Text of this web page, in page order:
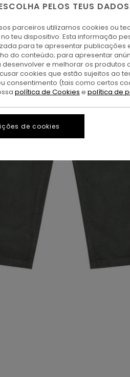
PELOS TEUS DADOS
parceiros utilizamos cookies ou
teu dispositivo. Esta informação
para te apresentar
do conteúdo; para apresentar
e melhorar os produtos
cookies que estão sujeitos ao
consentimento (tais como certos
política de Cookies e política de
de cookies